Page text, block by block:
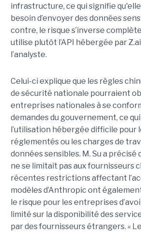
infrastructure, ce qui signifie
besoin d’envoyer des données
contre, le risque s’inverse
utilise plutôt l’API hébergée par Z.ai
l’analyste.
Celui-ci explique que les règles
de sécurité nationale pourraient
entreprises nationales à se
demandes du gouvernement, ce
l’utilisation hébergée difficile pour
réglementés ou les charges de
données sensibles. M. Su a précisé
ne se limitait pas aux fournisseurs
récentes restrictions affectant
modèles d’Anthropic ont
le risque pour les entreprises
limité sur la disponibilité des
par des fournisseurs étrangers. «